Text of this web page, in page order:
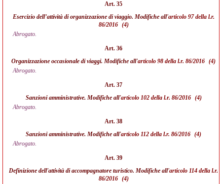
Art. 35
Esercizio dell’attività di organizzazione di viaggio. Modifiche all'articolo 97 della l.r.
86/2016
(4)
Abrogato.
Art. 36
Organizzazione occasionale di viaggi. Modifiche all'articolo 98 della l.r. 86/2016 (4)
Abrogato.
Art. 37
Sanzioni amministrative. Modifiche all'articolo 102 della l.r. 86/2016
(4)
Abrogato.
Art. 38
Sanzioni amministrative. Modifiche all'articolo 112 della l.r. 86/2016 (4)
Abrogato.
Art. 39
Definizione dell'attività di accompagnatore turistico. Modifiche all'articolo 114 della l.r.
86/2016
(4)